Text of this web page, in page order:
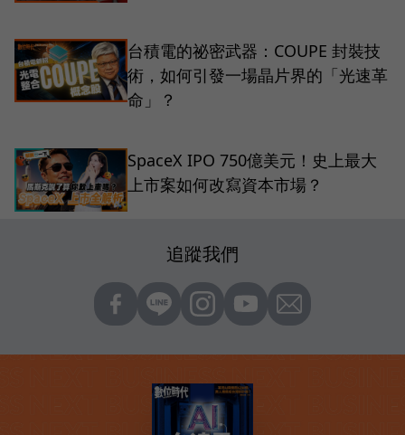
台積電的祕密武器：COUPE 封裝技
術，如何引發一場晶片界的「光速革
命」？
SpaceX IPO 750億美元！史上最大
上市案如何改寫資本市場？
追蹤我們